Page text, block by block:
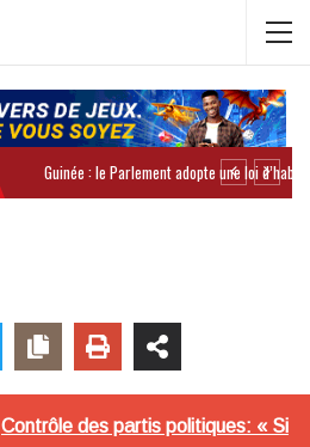
Contrôle des partis politiques: « Si